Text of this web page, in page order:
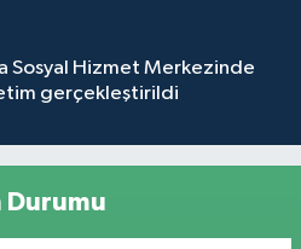
Sosyal Hizmet Merkezinde
gerçekleştirildi
Durumu